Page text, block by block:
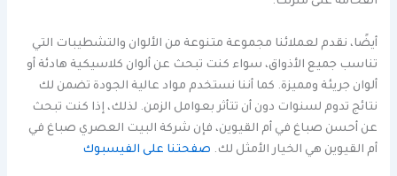
أيضًا، نقدم لعملائنا مجموعة متنوعة من الألوان والتشطيبات التي
تناسب جميع الأذواق، سواء كنت تبحث عن ألوان كلاسيكية هادئة أو
ألوان جريئة ومميزة. كما أننا نستخدم مواد عالية الجودة تضمن لك
نتائج تدوم لسنوات دون أن تتأثر بعوامل الزمن. لذلك، إذا كنت تبحث
عن أحسن صباغ في أم القيوين، فإن شركة البيت العصري صباغ في
أم القيوين هي الخيار الأمثل لك. صفحتنا على الفيسبوك